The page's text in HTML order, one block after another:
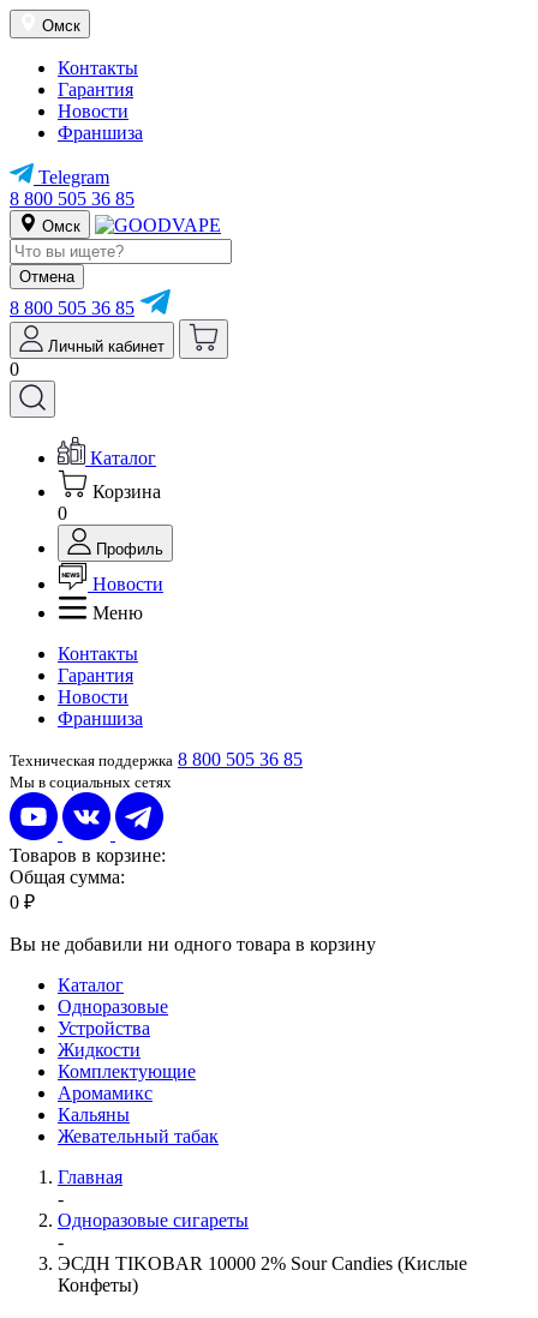
Омск
Контакты
Гарантия
Новости
Франшиза
Telegram
8 800 505 36 85
Омск
Отмена
8 800 505 36 85
Личный кабинет
0
Каталог
Корзина
0
Профиль
Новости
Меню
Контакты
Гарантия
Новости
Франшиза
Техническая поддержка 8 800 505 36 85
Мы в социальных сетях
Товаров в корзине:
Общая сумма:
0 ₽
Вы не добавили ни одного товара в корзину
Каталог
Одноразовые
Устройства
Жидкости
Комплектующие
Аромамикс
Кальяны
Жевательный табак
Главная
-
Одноразовые сигареты
-
ЭСДН TIKOBAR 10000 2% Sour Candies (Кислые
Конфеты)